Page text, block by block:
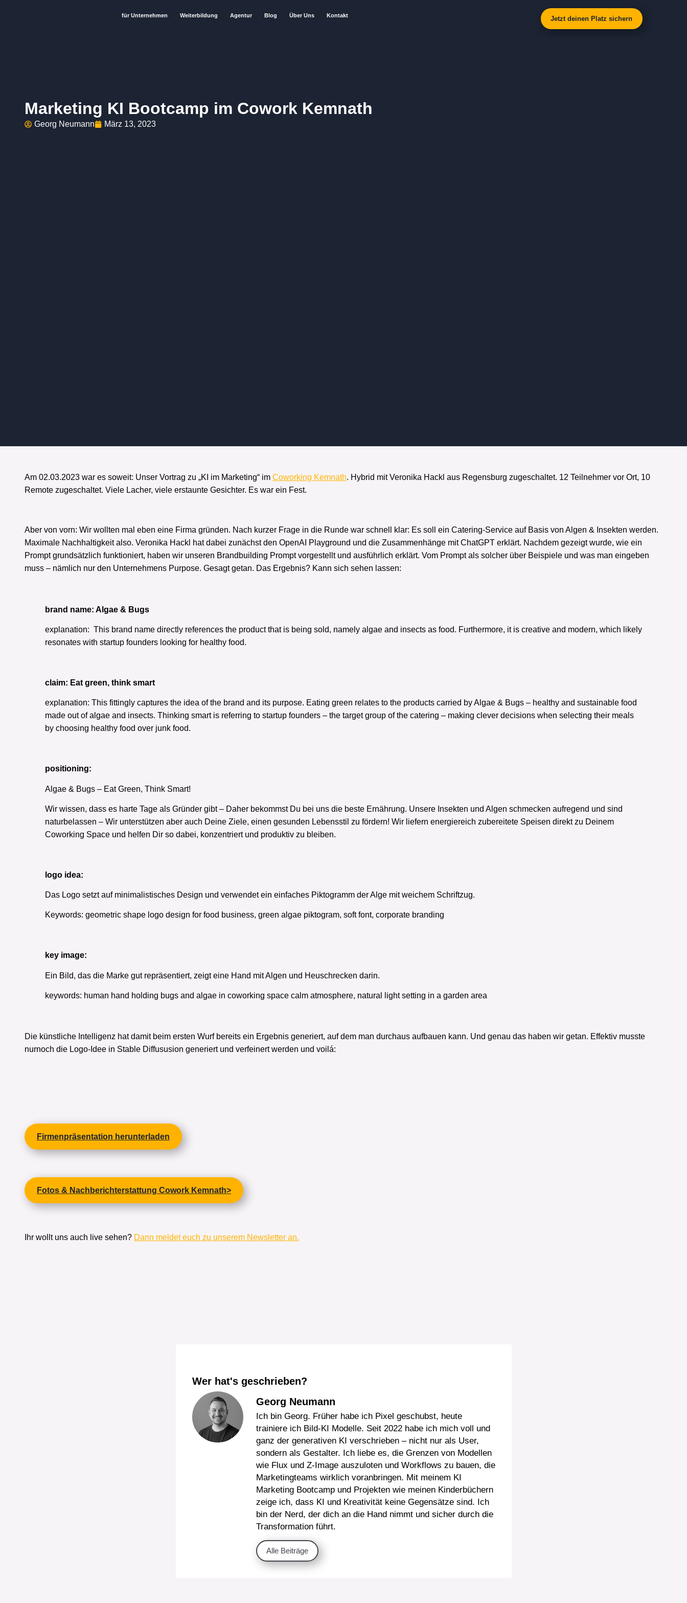
für Unternehmen Weiterbildung Agentur Blog Über Uns Kontakt Jetzt deinen Platz sichern
Marketing KI Bootcamp im Cowork Kemnath
Georg Neumann März 13, 2023
Am 02.03.2023 war es soweit: Unser Vortrag zu „KI im Marketing“ im Coworking Kemnath. Hybrid mit Veronika Hackl aus Regensburg zugeschaltet. 12 Teilnehmer vor Ort, 10
Remote zugeschaltet. Viele Lacher, viele erstaunte Gesichter. Es war ein Fest.
Aber von vorn: Wir wollten mal eben eine Firma gründen. Nach kurzer Frage in die Runde war schnell klar: Es soll ein Catering-Service auf Basis von Algen & Insekten werden.
Maximale Nachhaltigkeit also. Veronika Hackl hat dabei zunächst den OpenAI Playground und die Zusammenhänge mit ChatGPT erklärt. Nachdem gezeigt wurde, wie ein
Prompt grundsätzlich funktioniert, haben wir unseren Brandbuilding Prompt vorgestellt und ausführlich erklärt. Vom Prompt als solcher über Beispiele und was man eingeben
muss – nämlich nur den Unternehmens Purpose. Gesagt getan. Das Ergebnis? Kann sich sehen lassen:
brand name: Algae & Bugs
explanation: This brand name directly references the product that is being sold, namely algae and insects as food. Furthermore, it is creative and modern, which likely
resonates with startup founders looking for healthy food.
claim: Eat green, think smart
explanation: This fittingly captures the idea of the brand and its purpose. Eating green relates to the products carried by Algae & Bugs – healthy and sustainable food
made out of algae and insects. Thinking smart is referring to startup founders – the target group of the catering – making clever decisions when selecting their meals
by choosing healthy food over junk food.
positioning:
Algae & Bugs – Eat Green, Think Smart!
Wir wissen, dass es harte Tage als Gründer gibt – Daher bekommst Du bei uns die beste Ernährung. Unsere Insekten und Algen schmecken aufregend und sind
naturbelassen – Wir unterstützen aber auch Deine Ziele, einen gesunden Lebensstil zu fördern! Wir liefern energiereich zubereitete Speisen direkt zu Deinem
Coworking Space und helfen Dir so dabei, konzentriert und produktiv zu bleiben.
logo idea:
Das Logo setzt auf minimalistisches Design und verwendet ein einfaches Piktogramm der Alge mit weichem Schriftzug.
Keywords: geometric shape logo design for food business, green algae piktogram, soft font, corporate branding
key image:
Ein Bild, das die Marke gut repräsentiert, zeigt eine Hand mit Algen und Heuschrecken darin.
keywords: human hand holding bugs and algae in coworking space calm atmosphere, natural light setting in a garden area
Die künstliche Intelligenz hat damit beim ersten Wurf bereits ein Ergebnis generiert, auf dem man durchaus aufbauen kann. Und genau das haben wir getan. Effektiv musste
nurnoch die Logo-Idee in Stable Diffususion generiert und verfeinert werden und voilá:
Firmenpräsentation herunterladen
Fotos & Nachberichterstattung Cowork Kemnath>
Ihr wollt uns auch live sehen? Dann meldet euch zu unserem Newsletter an.
Wer hat's geschrieben?
Georg Neumann
Ich bin Georg. Früher habe ich Pixel geschubst, heute
trainiere ich Bild-KI Modelle. Seit 2022 habe ich mich voll und
ganz der generativen KI verschrieben – nicht nur als User,
sondern als Gestalter. Ich liebe es, die Grenzen von Modellen
wie Flux und Z-Image auszuloten und Workflows zu bauen, die
Marketingteams wirklich voranbringen. Mit meinem KI
Marketing Bootcamp und Projekten wie meinen Kinderbüchern
zeige ich, dass KI und Kreativität keine Gegensätze sind. Ich
bin der Nerd, der dich an die Hand nimmt und sicher durch die
Transformation führt.
Alle Beiträge